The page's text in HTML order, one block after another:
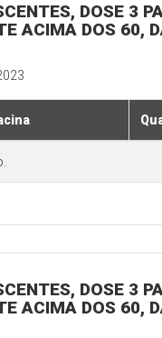
DOSE 3
ACIMA DOS 60,
DOSE 3
ACIMA DOS 60,